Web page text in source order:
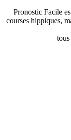
Pronostic Facile
courses hippiques,